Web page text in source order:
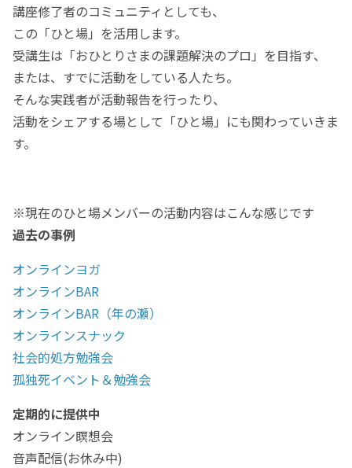
講座修了者のコミュニティとしても、
この「ひと場」を活用します。
受講生は「おひとりさまの課題解決のプロ」を目指す、
または、すでに活動をしている人たち。
そんな実践者が活動報告を行ったり、
活動をシェアする場として「ひと場」にも関わっていきま
す。
※現在のひと場メンバーの活動内容はこんな感じです
過去の事例
オンラインヨガ
オンラインBAR
オンラインBAR（年の瀬）
オンラインスナック
社会的処方勉強会
孤独死イベント＆勉強会
定期的に提供中
オンライン瞑想会
音声配信(お休み中)